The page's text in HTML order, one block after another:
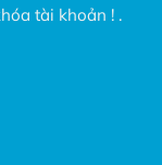
tài khoản ! .